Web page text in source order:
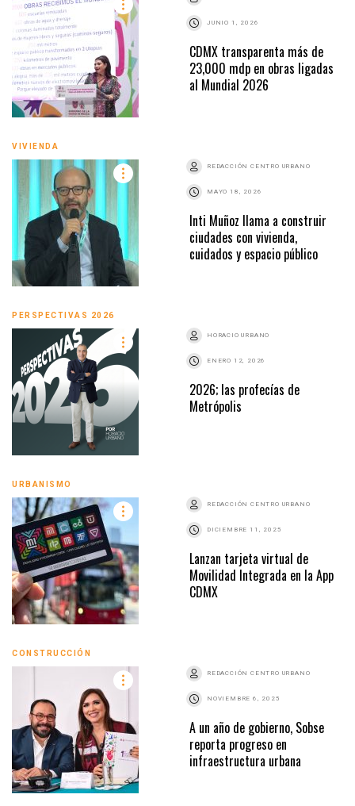
JUNIO 1, 2026
CDMX transparenta más de
23,000 mdp en obras ligadas
al Mundial 2026
VIVIENDA
REDACCIÓN CENTRO URBANO
MAYO 18, 2026
Inti Muñoz llama a construir
ciudades con vivienda,
cuidados y espacio público
PERSPECTIVAS 2026
HORACIO URBANO
ENERO 12, 2026
2026; las profecías de
Metrópolis
URBANISMO
REDACCIÓN CENTRO URBANO
DICIEMBRE 11, 2025
Lanzan tarjeta virtual de
Movilidad Integrada en la App
CDMX
CONSTRUCCIÓN
REDACCIÓN CENTRO URBANO
NOVIEMBRE 6, 2025
A un año de gobierno, Sobse
reporta progreso en
infraestructura urbana